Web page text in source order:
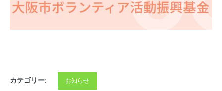
カテゴリー: お知らせ